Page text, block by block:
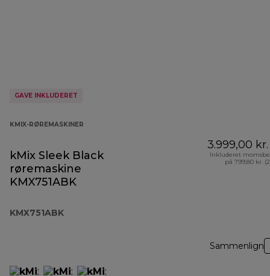
GAVE INKLUDERET
KMIX-RØREMASKINER
kMix Sleek Black
røremaskine
KMX751ABK
KMX751ABK
3.999,00 kr.
Inkluderet
på 799,80 kr.
Sammenlign